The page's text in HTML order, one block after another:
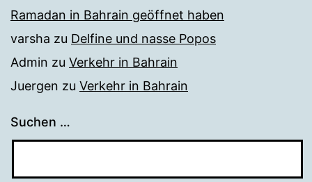
Ramadan in Bahrain geöffnet haben
varsha zu Delfine und nasse Popos
Admin zu Verkehr in Bahrain
Juergen zu Verkehr in Bahrain
Suchen …